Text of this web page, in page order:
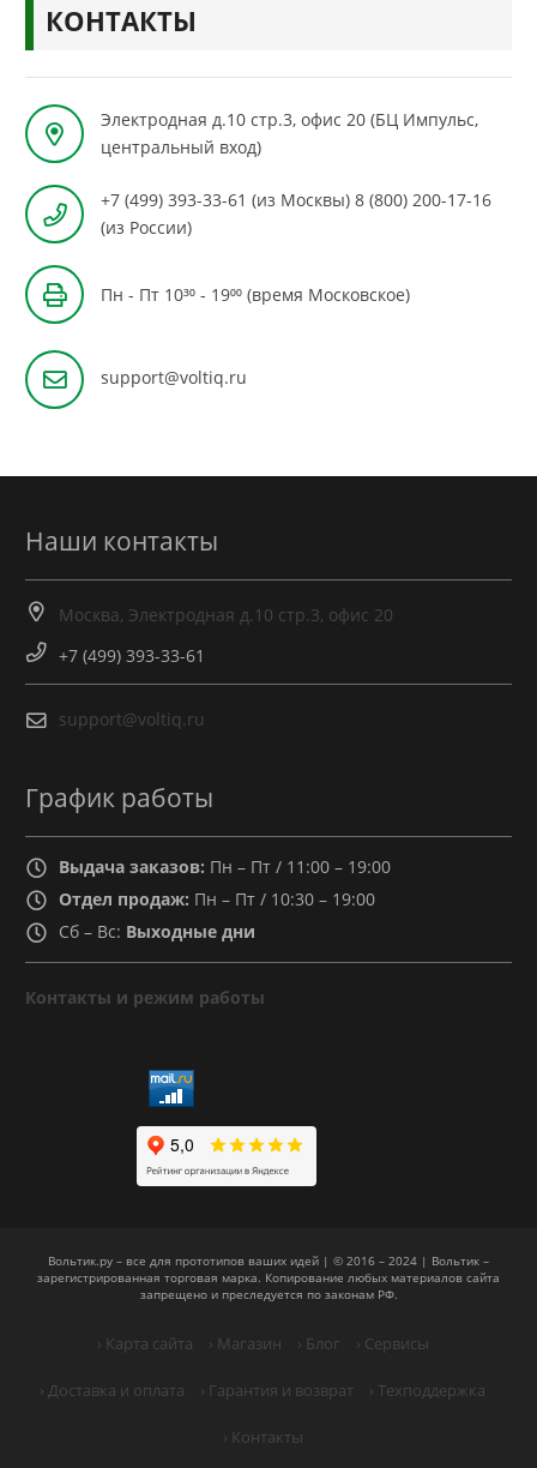
КОНТАКТЫ
Электродная д.10 стр.3, офис 20 (БЦ Импульс,
центральный вход)
+7 (499) 393-33-61 (из Москвы) 8 (800) 200-17-16
(из России)
Пн - Пт 10³⁰ - 19⁰⁰ (время Московское)
support@voltiq.ru
Наши контакты
Москва, Электродная д.10 стр.3, офис 20
+7 (499) 393-33-61
support@voltiq.ru
График работы
Выдача заказов: Пн – Пт / 11:00 – 19:00
Отдел продаж: Пн – Пт / 10:30 – 19:00
Сб – Вс: Выходные дни
Контакты и режим работы
Вольтик.ру – все для прототипов ваших идей | © 2016 – 2024 | Вольтик –
зарегистрированная торговая марка. Копирование любых материалов сайта
запрещено и преследуется по законам РФ.
› Карта сайта › Магазин › Блог › Сервисы
› Доставка и оплата › Гарантия и возврат › Техподдержка
› Контакты